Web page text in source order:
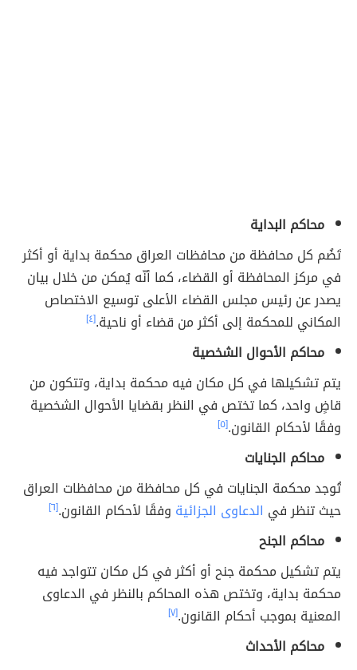
محاكم البداية
تَضُم كل محافظة من محافظات العراق محكمة بداية أو أكثر
في مركز المحافظة أو القضاء، كما أنّه يُمكن من خلال بيان
يصدر عن رئيس مجلس القضاء الأعلى توسيع الاختصاص
المكاني للمحكمة إلى أكثر من قضاء أو ناحية.[٤]
محاكم الأحوال الشخصية
يتم تشكيلها في كل مكان فيه محكمة بداية، وتتكون من
قاضٍ واحد، كما تختص في النظر بقضايا الأحوال الشخصية
وفقًا لأحكام القانون.[٥]
محاكم الجنايات
تُوجد محكمة الجنايات في كل محافظة من محافظات العراق
حيث تنظر في الدعاوى الجزائية وفقًا لأحكام القانون.[٦]
محاكم الجنح
يتم تشكيل محكمة جنح أو أكثر في كل مكان تتواجد فيه
محكمة بداية، وتختص هذه المحاكم بالنظر في الدعاوى
المعنية بموجب أحكام القانون.[٧]
محاكم الأحداث